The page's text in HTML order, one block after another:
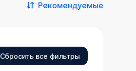
Рекомендуемые
Сбросить все фильтры